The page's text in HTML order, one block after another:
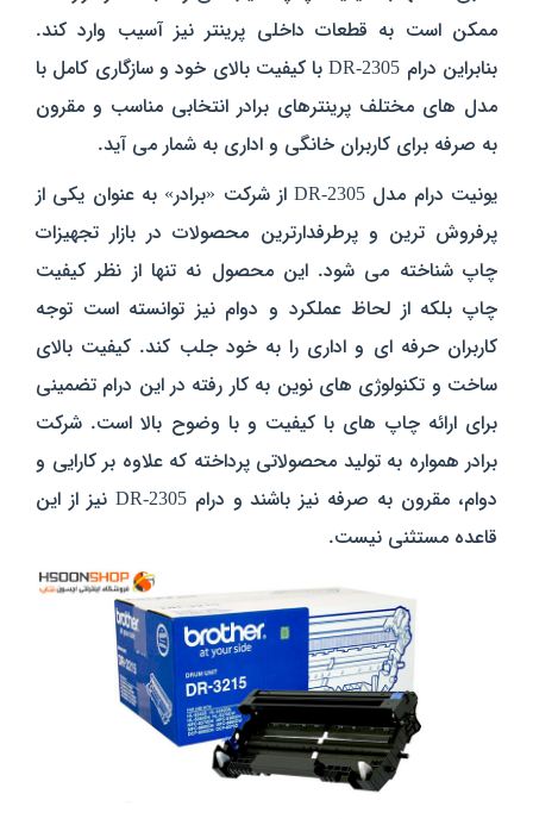
ممکن است به قطعات داخلی پرینتر نیز آسیب وارد کند.
بنابراین درام DR-2305 با کیفیت بالای خود و سازگاری کامل با
مدل‌ های مختلف پرینترهای برادر انتخابی مناسب و مقرون
به‌ صرفه برای کاربران خانگی و اداری به شمار می‌ آید.
یونیت درام مدل DR-2305 از شرکت «برادر» به عنوان یکی از
پرفروش‌ ترین و پرطرفدارترین محصولات در بازار تجهیزات
چاپ شناخته می‌ شود. این محصول نه تنها از نظر کیفیت
چاپ بلکه از لحاظ عملکرد و دوام نیز توانسته است توجه
کاربران حرفه‌ ای و اداری را به خود جلب کند. کیفیت بالای
ساخت و تکنولوژی‌ های نوین به‌ کار رفته در این درام تضمینی
برای ارائه چاپ‌ های با کیفیت و با وضوح بالا است. شرکت
برادر همواره به تولید محصولاتی پرداخته که علاوه بر کارایی و
دوام، مقرون‌ به‌ صرفه نیز باشند و درام DR-2305 نیز از این
قاعده مستثنی نیست.